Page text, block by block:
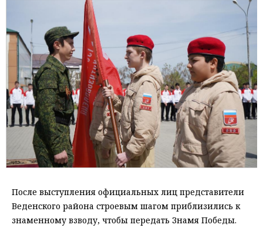
После выступления официальных лиц представители
Веденского района строевым шагом приблизились к
знаменному взводу, чтобы передать Знамя Победы.